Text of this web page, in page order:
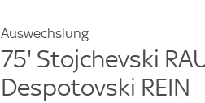
Auswechslung
75' Stojchevski
Despotovski REIN